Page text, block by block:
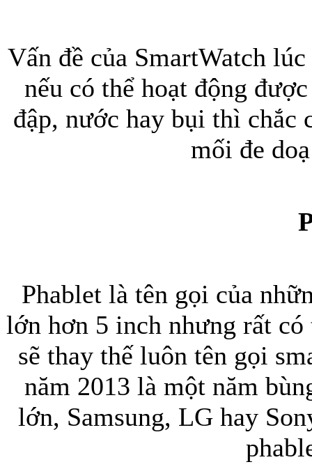
Vấn đề của SmartWatch
nếu có thể hoạt động
đập, nước hay bụi thì chắc
mối đe
Phablet là tên gọi của
lớn hơn 5 inch nhưng rất
sẽ thay thế luôn tên gọi
năm 2013 là một năm
lớn, Samsung, LG hay